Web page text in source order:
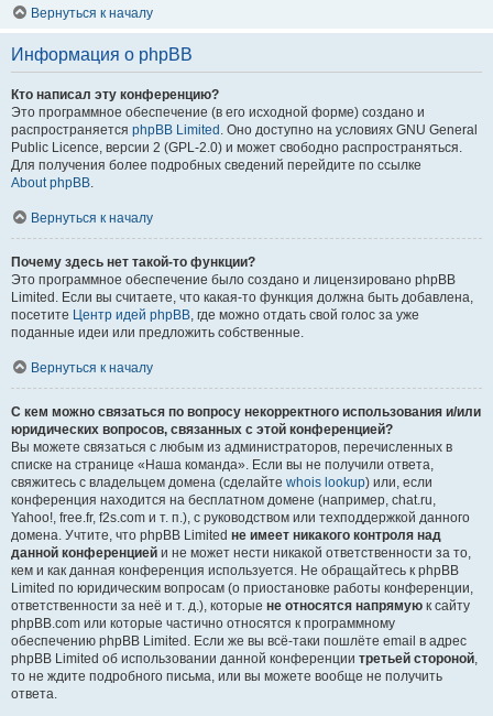
Вернуться к началу
Информация о phpBB
Кто написал эту конференцию?
Это программное обеспечение (в его исходной форме) создано и
распространяется phpBB Limited . Оно доступно на условиях GNU General
Public Licence, версии 2 (GPL-2.0) и может свободно распространяться.
Для получения более подробных сведений перейдите по ссылке
About phpBB.
Вернуться к началу
Почему здесь нет такой-то функции?
Это программное обеспечение было создано и лицензировано phpBB
Limited. Если вы считаете, что какая-то функция должна быть добавлена,
посетите Центр идей phpBB, где можно отдать свой голос за уже
поданные идеи или предложить собственные.
Вернуться к началу
С кем можно связаться по вопросу некорректного использования и/или
юридических вопросов, связанных с этой конференцией?
Вы можете связаться с любым из администраторов, перечисленных в
списке на странице «Наша команда». Если вы не получили ответа,
свяжитесь с владельцем домена (сделайте whois lookup) или, если
конференция находится на бесплатном домене (например, chat.ru,
Yahoo!, free.fr, f2s.com и т. п.), с руководством или техподдержкой данного
домена. Учтите, что phpBB Limited не имеет никакого контроля над
данной конференцией и не может нести никакой ответственности за то,
кем и как данная конференция используется. Не обращайтесь к phpBB
Limited по юридическим вопросам (о приостановке работы конференции,
ответственности за неё и т. д.), которые не относятся напрямую к сайту
phpBB.com или которые частично относятся к программному
обеспечению phpBB Limited. Если же вы всё-таки пошлёте email в адрес
phpBB Limited об использовании данной конференции третьей стороной,
то не ждите подробного письма, или вы можете вообще не получить
ответа.